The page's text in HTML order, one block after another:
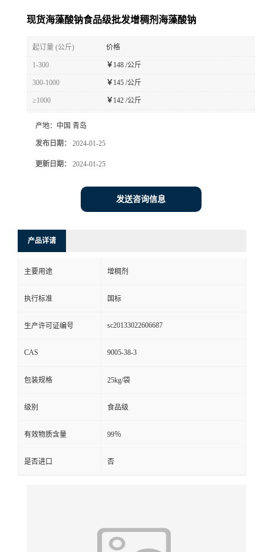
现货海藻酸钠食品级批发增稠剂海藻酸钠
起订量 (公斤) 价格
1-300 ￥ 148 /公斤
300-1000 ￥ 145 /公斤
≥1000 ￥ 142 /公斤
产地： 中国 青岛
发布日期： 2024-01-25
更新日期： 2024-01-25
发送咨询信息
产品详请
主要用途 增稠剂
执行标准 国标
生产许可证编号 sc20133022606687
CAS 9005-38-3
包装规格 25kg/袋
级别 食品级
有效物质含量 99％
是否进口 否